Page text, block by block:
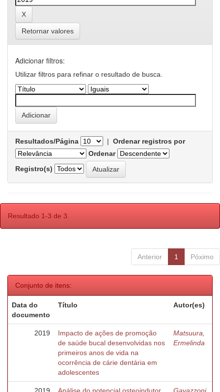
Retornar valores
Adicionar filtros:
Utilizar filtros para refinar o resultado de busca.
Resultados/Página | Ordenar registros por
Ordenar
Registro(s)
Resultado 1-3 de 3.
Anterior 1 Póximo
Conjunto de itens:
Data do
documento
Título Autor(es)
2019
Impacto de ações de promoção
de saúde bucal desenvolvidas nos
primeiros anos de vida na
ocorrência de cárie dentária em
adolescentes
Matsuura,
Ermelinda